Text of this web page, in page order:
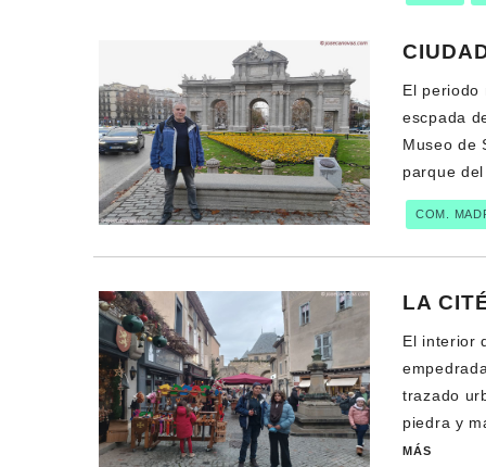
El periodo
escpada
Museo de
parque
COM.
LA
El interior
trazado
piedra y
MÁS